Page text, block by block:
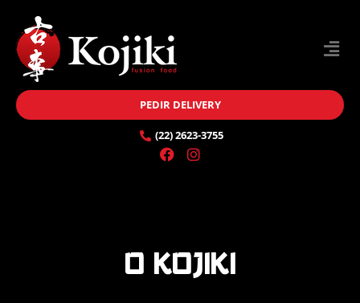
PEDIR DELIVERY
(22) 2623-3755
o kojiki